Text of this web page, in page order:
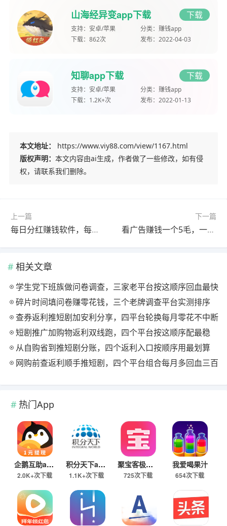
山海经异变app下载 下载
支持： 安卓/苹果 分类： 赚钱app
下载： 862次 发布： 2022-04-03
知聊app下载 下载
支持： 安卓/苹果 分类： 赚钱app
下载： 1.2K+次 发布： 2022-01-13
本文地址：
https://www.viy88.com/view/1167.html
版权声明： 本文内容由ai生成，作者做了一些修改，如有侵
权，请联系我们删除。
上一篇
每日分红赚钱软件，每天可以领分红的赚钱app分享
下一篇
看广告赚钱一个5毛，一天轻松赚几十元很简单
相关文章
学生党下班族做问卷调查，三家老平台按这顺序回血最快
碎片时间填问卷赚零花钱，三个老牌调查平台实测排序
查券返利推短剧加安利分享，四平台轮换每月零花不中断
短剧推广加购物返利双线跑，四个平台按这顺序配最稳
从自购省到推短剧分账，四个返利入口按顺序用最划算
网购前查返利顺手推短剧，四个平台组合每月多回血三百
热门App
企鹅互助app
2.0K+次下载
积分天下app
1.1K+次下载
聚宝客极速版
725次下载
我爱喝果汁
654次下载